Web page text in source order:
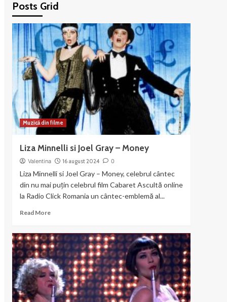
Posts Grid
Muzică din filme
Liza Minnelli si Joel Gray – Money
Valentina 16 august 2024 0
Liza Minnelli si Joel Gray – Money, celebrul cântec
din nu mai puțin celebrul film Cabaret Ascultă online
la Radio Click Romania un cântec-emblemă al...
Read MoreRead
Liza
Minnelli
si
Joel
Gray
–
Money